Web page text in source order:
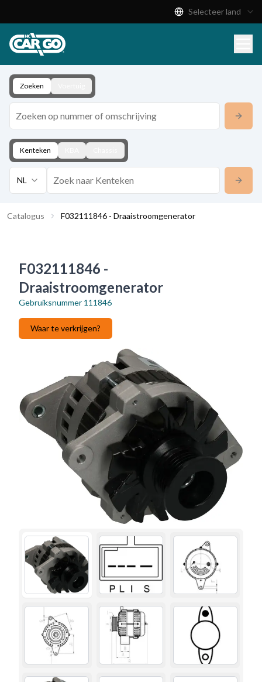
Download
Contact
Selecteer land
Zoeken
Kenteken
NL
Catalogus F032111846 - Draaistroomgenerator
F032111846 -
Draaistroomgenerator
Gebruiksnummer 111846
Waar te verkrijgen?